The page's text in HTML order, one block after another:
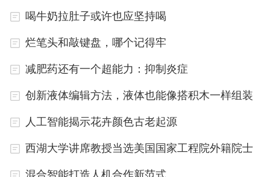
喝牛奶拉肚子或许也应坚持喝
烂笔头和敲键盘，哪个记得牢
减肥药还有一个超能力：抑制炎症
创新液体编辑方法，液体也能像搭积木一样组装
人工智能揭示花卉颜色古老起源
西湖大学讲席教授当选美国国家工程院外籍院士
混合智能打造人机合作新范式